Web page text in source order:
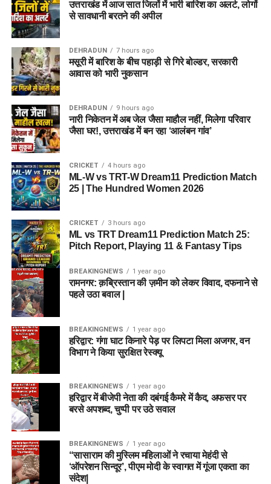
उत्तराखंड में आज सात जिलों में भारी बारिश का अलर्ट, लोगों
से सावधानी बरतने की अपील
DEHRADUN 7 hours ago
मसूरी में बारिश के बीच पहाड़ी से गिरे बोल्डर, सरकारी
आवास को भारी नुकसान
DEHRADUN 9 hours ago
नारी निकेतन में अब जेल जैसा माहौल नहीं, मिलेगा परिवार
जैसा घर!, उत्तराखंड में बन रहा ‘आलंबन गांव’
CRICKET 4 hours ago
ML-W vs TRT-W Dream11 Prediction Match
25 | The Hundred Women 2026
CRICKET 3 hours ago
ML vs TRT Dream11 Prediction Match 25:
Pitch Report, Playing 11 & Fantasy Tips
BREAKINGNEWS 1 year ago
रामनगर: क़ब्रिस्तान की ज़मीन को लेकर विवाद, दफनाने से
पहले उठा बवाल |
BREAKINGNEWS 1 year ago
हरिद्वार: गंगा घाट किनारे पेड़ पर लिपटा मिला अजगर, वन
विभाग ने किया सुरक्षित रेस्क्यू
BREAKINGNEWS 1 year ago
हरिद्वार में बीजेपी नेता की दबंगई कैमरे में कैद, अफसर पर
बरसे अपशब्द, चुप्पी पर उठे सवाल
BREAKINGNEWS 1 year ago
“सासाराम की मुस्लिम महिलाओं ने रचाया मेहंदी से
‘ऑपरेशन सिन्दूर’, पीएम मोदी के स्वागत में गूंजा एकता का
संदेश|